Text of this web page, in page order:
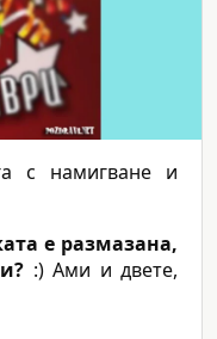
с намигване и
е размазана,
:) Ами и двете,